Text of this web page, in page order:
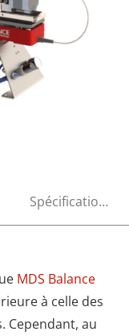
Spécifications
MDS Balance
à celle des
Cependant, au